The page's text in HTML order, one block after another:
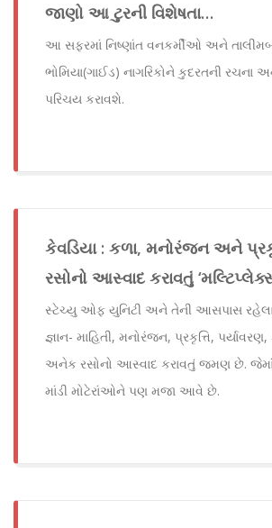
જાણો આ ટુરની વિશેષતા…
આ સફરમાં નિષ્ણાંત વનકર્મીઓ અને
ભોમિયા(ગાઈડ) નાગરિકોને કુદરતની રચના
પરિચય કરાવશે.
કેવડિયા : કળા, મનોરંજન અને
રસોનો આસ્વાદ કરાવતું
સ્ટેચ્યુ ઓફ યુનિટી અને તેની આસપાસ રહેલા
જ્ઞાન- માહિતી, મનોરંજન, પ્રકૃત્તિ,
અનેક રસોનો આસ્વાદ કરાવતું જમણ છે. જેમાં
માંડી મોટેરાંઓને પણ મજા આવે છે.